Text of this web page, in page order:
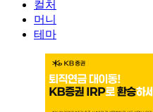
컬처
머니
테마